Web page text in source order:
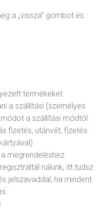
a „vissza” gombot és
termékeket.
a szállítási (személyes
a szállítási módtól
fizetés, utánvét, fizetés
megrendeléshez
nálunk, itt tudsz
jelszavaddal, ha mindent